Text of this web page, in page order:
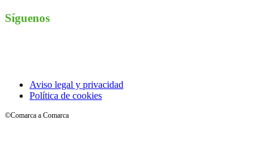
Síguenos
Aviso legal y privacidad
Política de cookies
©Comarca a Comarca